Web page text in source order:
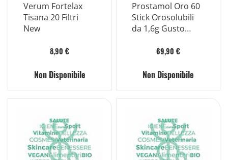
Verum Fortelax
Tisana 20 Filtri
New
8,90 €
Non Disponibile
Prostamol Oro 60
Stick Orosolubili
da 1,6g Gusto
Edulcoranti Senza
Glutine
69,90 €
Non Disponibile